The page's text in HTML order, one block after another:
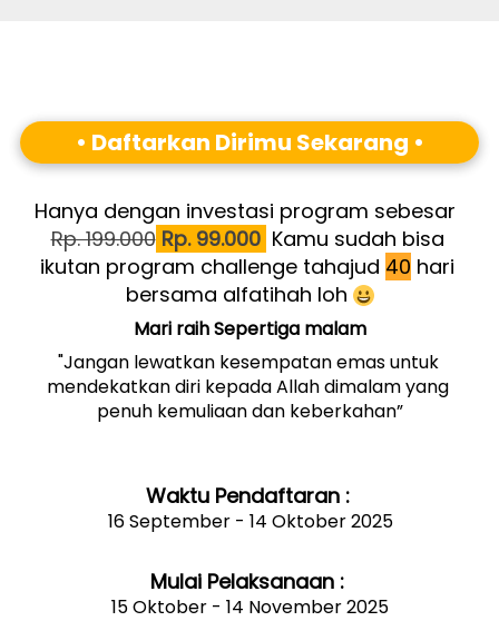
• Daftarkan Dirimu Sekarang •
Rp. 199.000 Rp. 99.000 Kamu sudah bisa
ikutan program challenge tahajud 40 hari
bersama alfatihah loh
Mari raih Sepertiga malam
"Jangan lewatkan kesempatan emas untuk
mendekatkan diri kepada Allah dimalam yang
penuh kemuliaan dan keberkahan”
Waktu Pendaftaran :
16 September - 14 Oktober 2025
Mulai Pelaksanaan :
15 Oktober - 14 November 2025